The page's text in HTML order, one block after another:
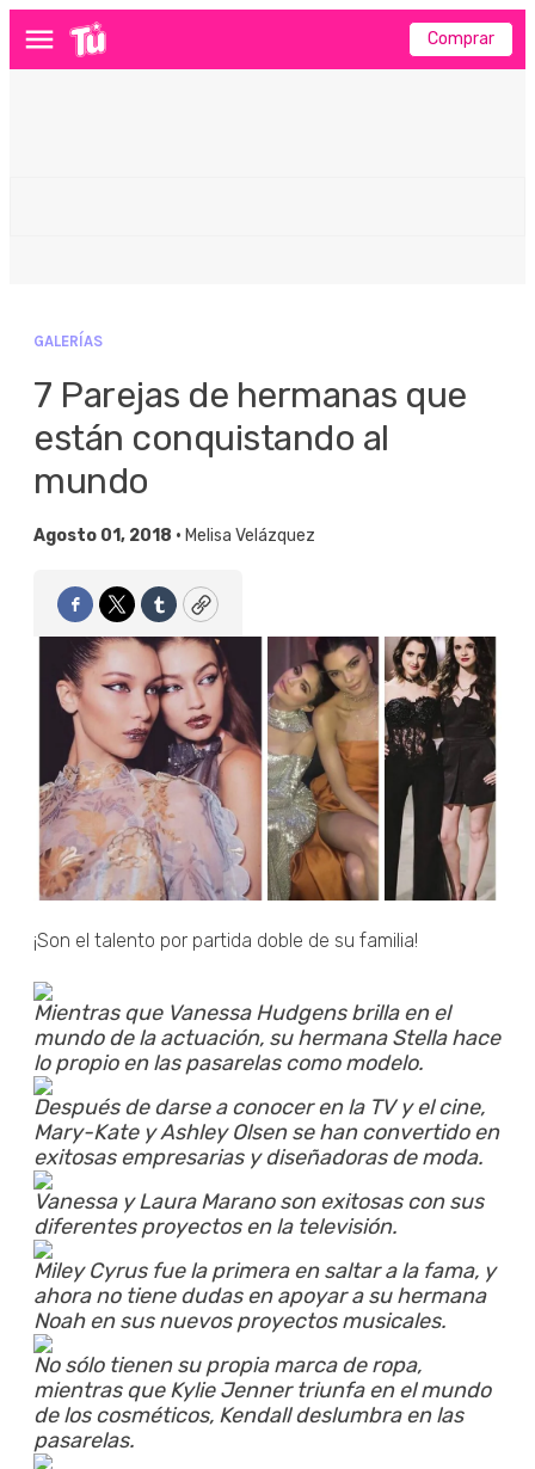
Menú Comprar
GALERÍAS
7 Parejas de hermanas que
están conquistando al
mundo
Agosto 01, 2018 • Melisa Velázquez
Facebook
TwitterTumblrCopy
¡Son el talento por partida doble de su familia!
Mientras que Vanessa Hudgens brilla en el
mundo de la actuación, su hermana Stella hace
lo propio en las pasarelas como modelo.
Después de darse a conocer en la TV y el cine,
Mary-Kate y Ashley Olsen se han convertido en
exitosas empresarias y diseñadoras de moda.
Vanessa y Laura Marano son exitosas con sus
diferentes proyectos en la televisión.
Miley Cyrus fue la primera en saltar a la fama, y
ahora no tiene dudas en apoyar a su hermana
Noah en sus nuevos proyectos musicales.
No sólo tienen su propia marca de ropa,
mientras que Kylie Jenner triunfa en el mundo
de los cosméticos, Kendall deslumbra en las
pasarelas.